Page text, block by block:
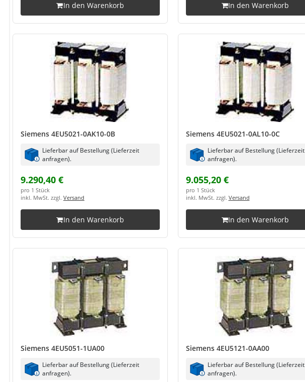
In den Warenkorb In den Warenkorb
Siemens 4EU5021-0AK10-0B
Lieferbar auf Bestellung (Lieferzeit
anfragen).
9.290,40 €
pro 1 Stück
inkl. MwSt. zzgl. Versand
In den Warenkorb
Siemens 4EU5021-0AL10-0C
Lieferbar auf Bestellung (Lieferzeit
anfragen).
9.055,20 €
pro 1 Stück
inkl. MwSt. zzgl. Versand
In den Warenkorb
Siemens 4EU5051-1UA00
Lieferbar auf Bestellung (Lieferzeit
anfragen).
Siemens 4EU5121-0AA00
Lieferbar auf Bestellung (Lieferzeit
anfragen).